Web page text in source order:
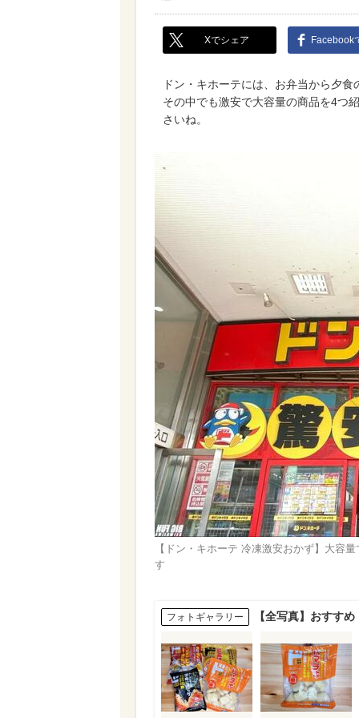
Xでシェア Facebook
ドン・キホーテには、お弁当から夕
その中でも激安で大容量の商品を4つ
さいね。
【ドン・キホーテ 冷凍激安おかず】大容
す
フォトギャラリー 【全写真】おすす